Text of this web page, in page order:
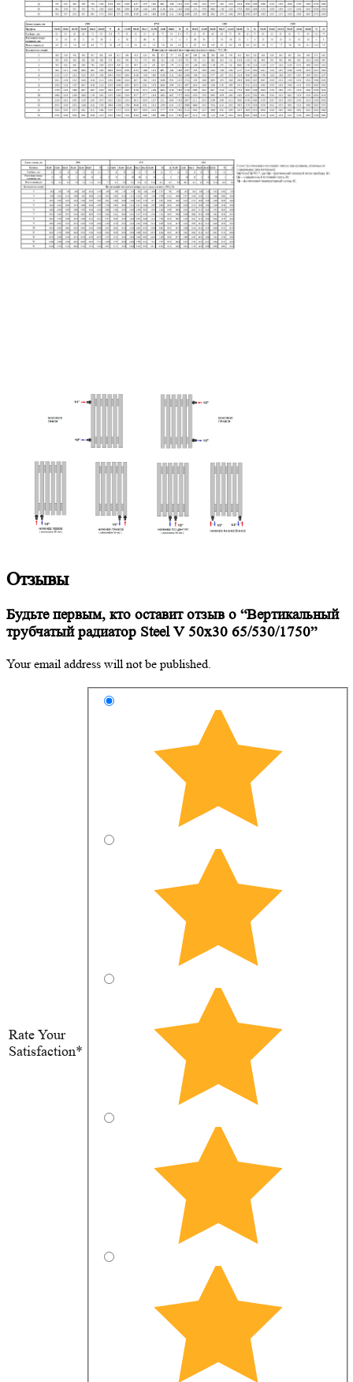
Отзывы
Будьте первым, кто оставит отзыв о “Вертикальный
трубчатый радиатор Steel V 50х30 65/530/1750”
Your email address will not be published.
Rate Your
Satisfaction*